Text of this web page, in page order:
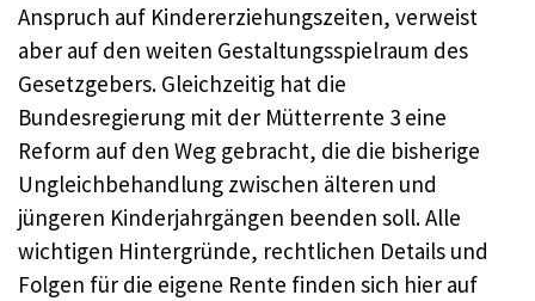
Anspruch auf Kindererziehungszeiten, verweist
aber auf den weiten Gestaltungsspielraum des
Gesetzgebers. Gleichzeitig hat die
Bundesregierung mit der Mütterrente 3 eine
Reform auf den Weg gebracht, die die bisherige
Ungleichbehandlung zwischen älteren und
jüngeren Kinderjahrgängen beenden soll. Alle
wichtigen Hintergründe, rechtlichen Details und
Folgen für die eigene Rente finden sich hier auf